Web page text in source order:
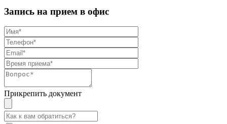
Запись на прием в офис
Прикрепить документ